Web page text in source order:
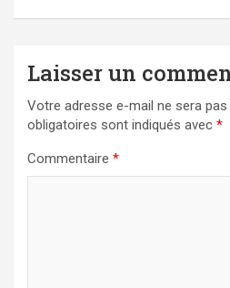
Laisser un
Votre adresse e-mail ne sera pas
obligatoires sont indiqués avec *
Commentaire *